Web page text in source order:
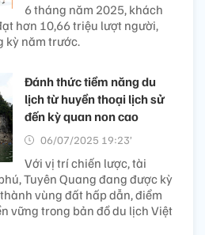
6 tháng năm 2025, khách
hơn 10,66 triệu lượt người,
kỳ năm trước.
Đánh thức tiềm năng du
lịch từ huyền thoại lịch sử
đến kỳ quan non cao
06/07/2025 19:23’
Với vị trí chiến lược, tài
Tuyên Quang đang được kỳ
vùng đất hấp dẫn, điểm
vững trong bản đồ du lịch Việt